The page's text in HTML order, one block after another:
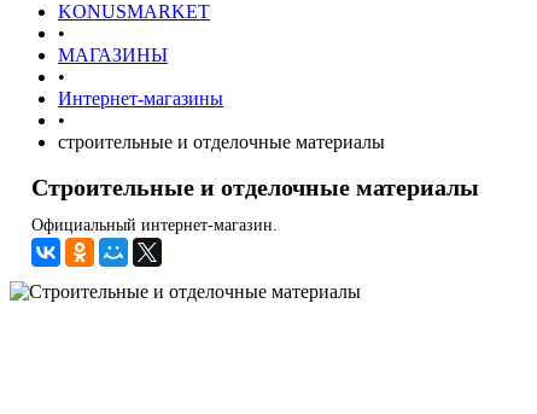
KONUSMARKET
•
МАГАЗИНЫ
•
Интернет-магазины
•
строительные и отделочные материалы
Строительные и отделочные материалы
Официальный интернет-магазин.